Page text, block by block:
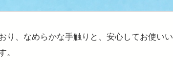
り、なめらかな手触りと、安心してお使いい